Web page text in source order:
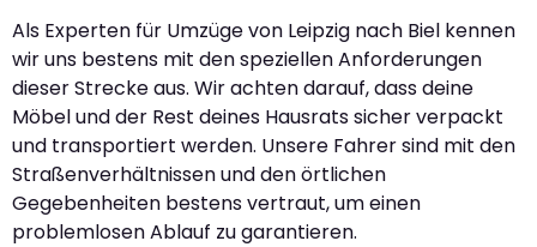
Als Experten für Umzüge von Leipzig nach Biel kennen
wir uns bestens mit den speziellen Anforderungen
dieser Strecke aus. Wir achten darauf, dass deine
Möbel und der Rest deines Hausrats sicher verpackt
und transportiert werden. Unsere Fahrer sind mit den
Straßenverhältnissen und den örtlichen
Gegebenheiten bestens vertraut, um einen
problemlosen Ablauf zu garantieren.